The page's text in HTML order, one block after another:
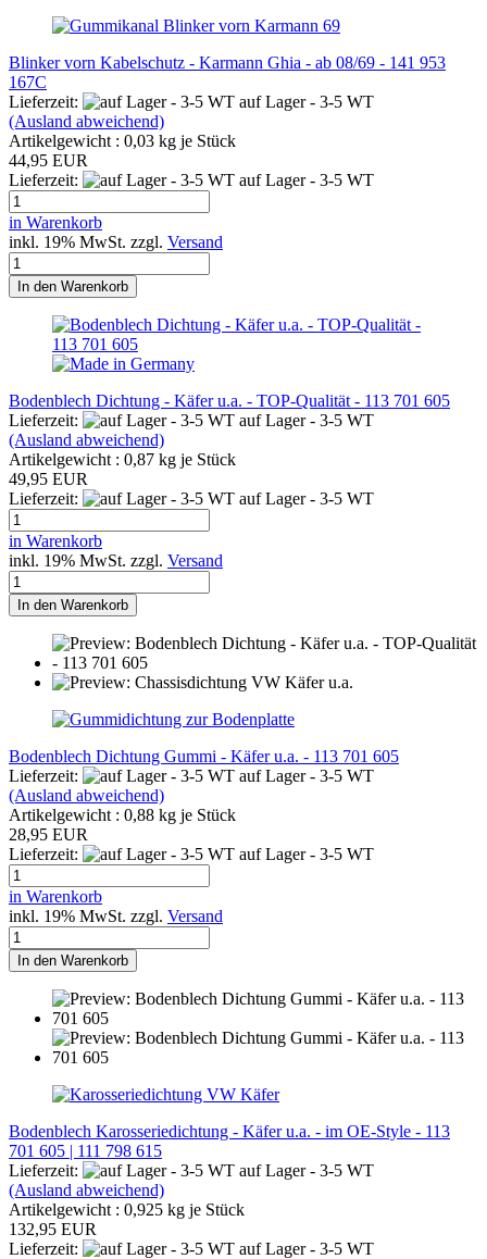
Blinker vorn Kabelschutz - Karmann Ghia - ab 08/69 - 141 953
167C
Lieferzeit:
auf Lager - 3-5 WT
(Ausland abweichend)
Artikelgewicht : 0,03 kg je Stück
44,95 EUR
Lieferzeit:
auf Lager - 3-5 WT
in Warenkorb
inkl. 19% MwSt. zzgl. Versand
In den Warenkorb
Bodenblech Dichtung - Käfer u.a. - TOP-Qualität - 113 701 605
Lieferzeit:
auf Lager - 3-5 WT
(Ausland abweichend)
Artikelgewicht : 0,87 kg je Stück
49,95 EUR
Lieferzeit:
auf Lager - 3-5 WT
in Warenkorb
inkl. 19% MwSt. zzgl. Versand
In den Warenkorb
Bodenblech Dichtung Gummi - Käfer u.a. - 113 701 605
Lieferzeit:
auf Lager - 3-5 WT
(Ausland abweichend)
Artikelgewicht : 0,88 kg je Stück
28,95 EUR
Lieferzeit:
auf Lager - 3-5 WT
in Warenkorb
inkl. 19% MwSt. zzgl. Versand
In den Warenkorb
Bodenblech Karosseriedichtung - Käfer u.a. - im OE-Style - 113
701 605 | 111 798 615
Lieferzeit:
auf Lager - 3-5 WT
(Ausland abweichend)
Artikelgewicht : 0,925 kg je Stück
132,95 EUR
Lieferzeit:
auf Lager - 3-5 WT